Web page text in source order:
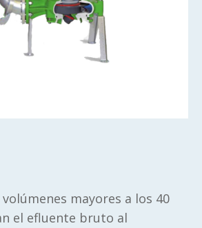
mayores a los 40
el efluente bruto al